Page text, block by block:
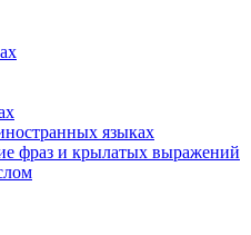
языках
фраз и крылатых выражений